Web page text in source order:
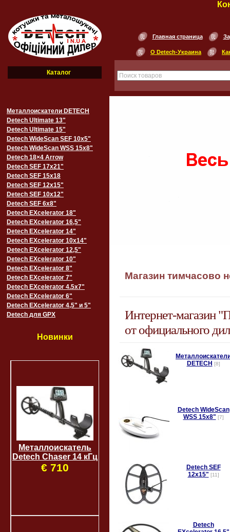
Каталог
Главная страница
О Detech-Украина
Металлоискатели DETECH
Detech Ultimate 13"
Detech Ultimate 15"
Detech WideScan SEF 10х5"
Detech WideScan WSS 15х8"
Detech 18×4 Arrow
Detech SEF 17х21"
Detech SEF 15х18
Detech SEF 12х15"
Detech SEF 10х12"
Detech SEF 6х8"
Detech EXcelerator 18"
Detech EXcelerator 16,5"
Detech EXcelerator 14"
Detech EXcelerator 10x14"
Detech EXcelerator 12,5"
Detech EXcelerator 10"
Detech EXcelerator 8"
Detech EXcelerator 7"
Detech EXcelerator 4.5x7"
Detech EXcelerator 6"
Detech EXcelerator 4,5" и 5"
Detech для GPX
Новинки
Металлоискатель
Detech Chaser 14 кГц
€ 710
Магазин тимчасово
Интернет-магазин
от официального
DETECH [8]
Detech WideScan
WSS 15х8" [7]
Detech SEF
12х15" [11]
Detech